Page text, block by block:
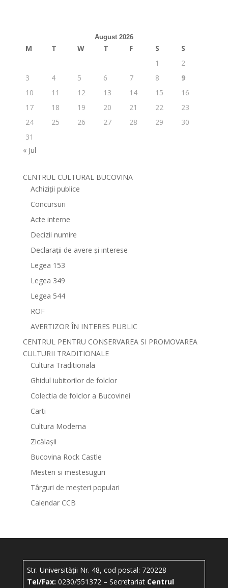
August 2026
M T W T F S
S
1
2
3
4 5 6 7 8
9
10
11 12 13 14 15
16
17
18 19 20 21 22
23
24
25 26 27 28 29
30
31
« Jul
CENTRUL CULTURAL BUCOVINA
Achiziții publice
Concursuri
Acte interne
Decizii numire
Declarații de avere și interese
Legea 153
Legea 349
Legea 544
ROF
AVERTIZOR ÎN INTERES PUBLIC
CENTRUL PENTRU CONSERVAREA SI PROMOVAREA
CULTURII TRADITIONALE
Cultura Traditionala
Ghidul iubitorilor de folclor
Colectia de folclor a Bucovinei
Carti
Cultura Moderna
Zicălașii
Bucovina Rock Castle
Mesteri si mestesuguri
Târguri de meșteri populari
Calendar CCB
Str. Universității Nr. 48, cod postal: 720228
Tel/Fax: 0230/551372 – Secretariat Centrul